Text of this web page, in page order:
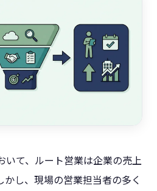
いて、ルート営業は企業の売上
し、現場の営業担当者の多く